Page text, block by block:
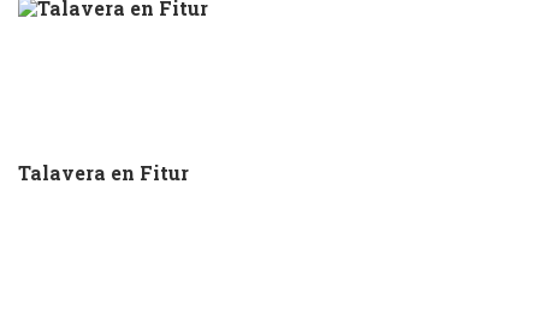
Talavera en Fitur